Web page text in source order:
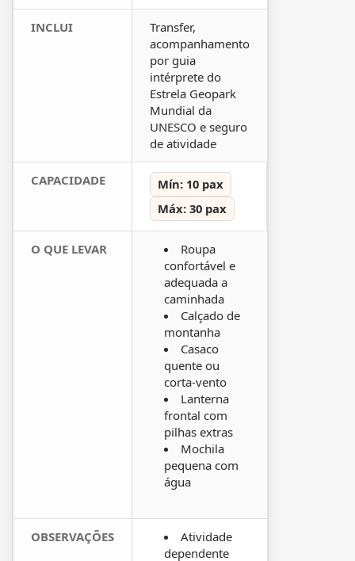
INCLUI
Transfer,
acompanhamento
por guia
intérprete do
Estrela Geopark
Mundial da
UNESCO e seguro
de atividade
CAPACIDADE
Mín: 10 pax
Máx: 30 pax
O QUE LEVAR
Roupa
confortável e
adequada a
caminhada
Calçado de
montanha
Casaco
quente ou
corta-vento
Lanterna
frontal com
pilhas extras
Mochila
pequena com
água
OBSERVAÇÕES
Atividade
dependente